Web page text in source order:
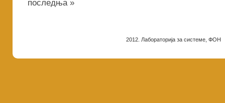
последња »
2012. Лабораторија за системе, ФОН